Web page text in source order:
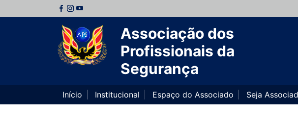
Associação dos
Profissionais da
Segurança
Início Institucional Espaço do Associado Seja